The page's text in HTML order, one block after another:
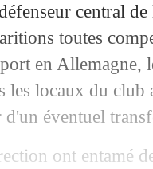
central
toutes
en Allemagne,
les locaux du
éventuel
ont entamé
Zaidu dans le
Laporta pour
a les idées
des contacts